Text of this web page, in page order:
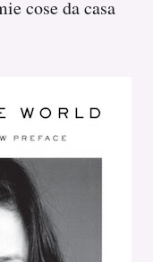
cose da casa